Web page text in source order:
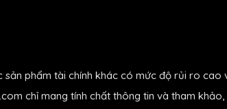
phẩm tài chính khác có mức độ rủi ro
chỉ mang tính chất thông tin và tham